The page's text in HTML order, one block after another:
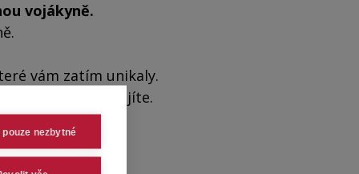
nezbytné
vojákyně.
vám zatím unikaly.
za kterými si stojíte.